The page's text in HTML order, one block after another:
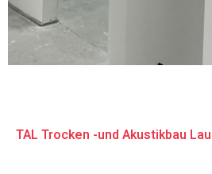
TAL Trocken -und Akustikbau